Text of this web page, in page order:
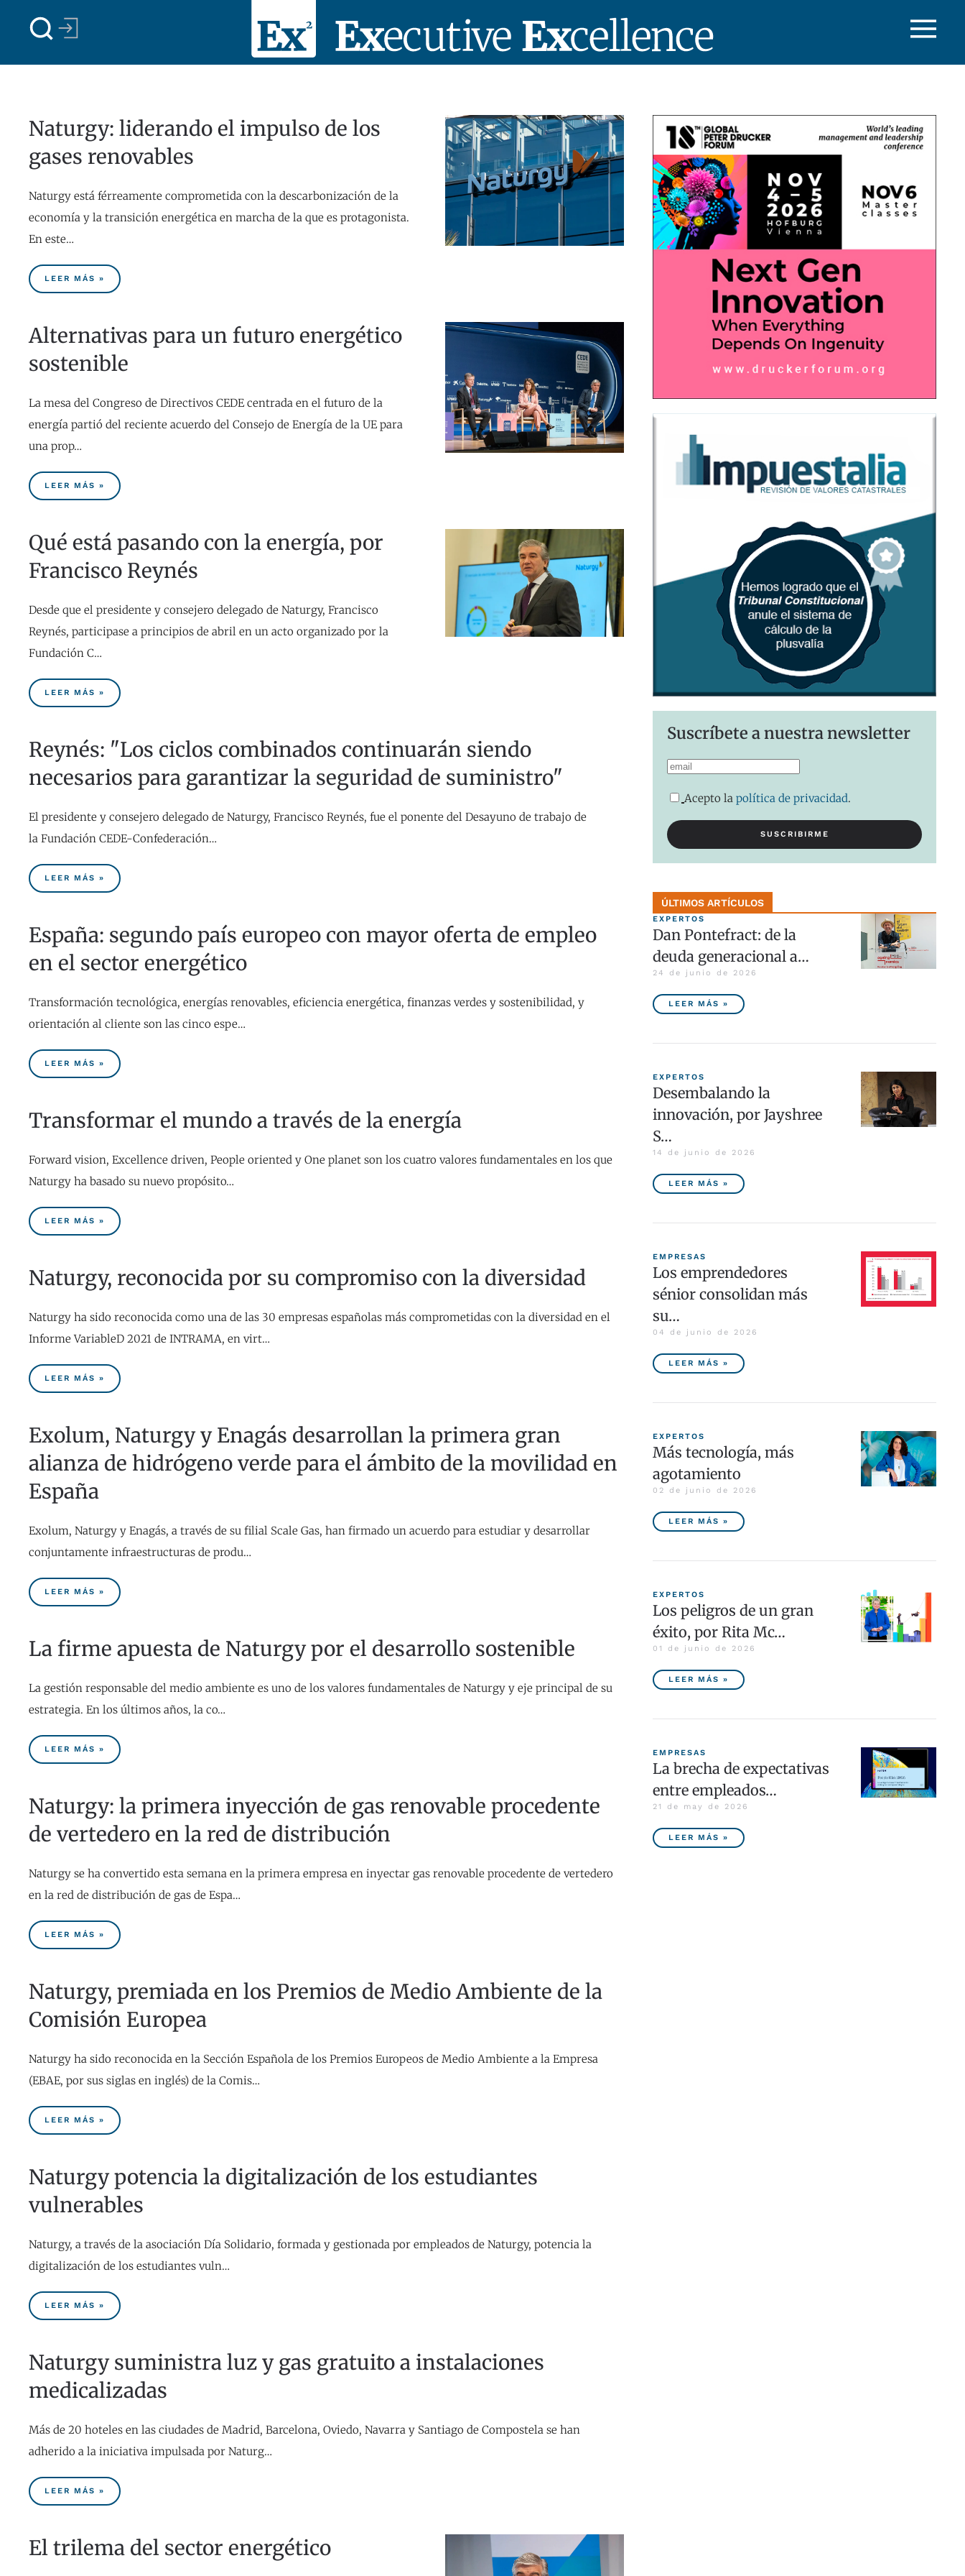
Skip to main content
Naturgy: liderando el impulso de los
gases renovables
Naturgy está férreamente comprometida con la descarbonización de la
economía y la transición energética en marcha de la que es protagonista.
En este…
LEER MÁS »
Alternativas para un futuro energético
sostenible
La mesa del Congreso de Directivos CEDE centrada en el futuro de la
energía partió del reciente acuerdo del Consejo de Energía de la UE para
una prop…
LEER MÁS »
Qué está pasando con la energía, por
Francisco Reynés
Desde que el presidente y consejero delegado de Naturgy, Francisco
Reynés, participase a principios de abril en un acto organizado por la
Fundación C…
LEER MÁS »
Reynés: "Los ciclos combinados continuarán siendo
necesarios para garantizar la seguridad de suministro"
El presidente y consejero delegado de Naturgy, Francisco Reynés, fue el ponente del Desayuno de trabajo de
la Fundación CEDE-Confederación…
LEER MÁS »
España: segundo país europeo con mayor oferta de empleo
en el sector energético
Transformación tecnológica, energías renovables, eficiencia energética, finanzas verdes y sostenibilidad, y
orientación al cliente son las cinco espe…
LEER MÁS »
Transformar el mundo a través de la energía
Forward vision, Excellence driven, People oriented y One planet son los cuatro valores fundamentales en los que
Naturgy ha basado su nuevo propósito…
LEER MÁS »
Naturgy, reconocida por su compromiso con la diversidad
Naturgy ha sido reconocida como una de las 30 empresas españolas más comprometidas con la diversidad en el
Informe VariableD 2021 de INTRAMA, en virt…
LEER MÁS »
Exolum, Naturgy y Enagás desarrollan la primera gran
alianza de hidrógeno verde para el ámbito de la movilidad en
España
Exolum, Naturgy y Enagás, a través de su filial Scale Gas, han firmado un acuerdo para estudiar y desarrollar
conjuntamente infraestructuras de produ…
LEER MÁS »
La firme apuesta de Naturgy por el desarrollo sostenible
La gestión responsable del medio ambiente es uno de los valores fundamentales de Naturgy y eje principal de su
estrategia. En los últimos años, la co…
LEER MÁS »
Naturgy: la primera inyección de gas renovable procedente
de vertedero en la red de distribución
Naturgy se ha convertido esta semana en la primera empresa en inyectar gas renovable procedente de vertedero
en la red de distribución de gas de Espa…
LEER MÁS »
Naturgy, premiada en los Premios de Medio Ambiente de la
Comisión Europea
Naturgy ha sido reconocida en la Sección Española de los Premios Europeos de Medio Ambiente a la Empresa
(EBAE, por sus siglas en inglés) de la Comis…
LEER MÁS »
Naturgy potencia la digitalización de los estudiantes
vulnerables
Naturgy, a través de la asociación Día Solidario, formada y gestionada por empleados de Naturgy, potencia la
digitalización de los estudiantes vuln…
LEER MÁS »
Naturgy suministra luz y gas gratuito a instalaciones
medicalizadas
Más de 20 hoteles en las ciudades de Madrid, Barcelona, Oviedo, Navarra y Santiago de Compostela se han
adherido a la iniciativa impulsada por Naturg…
LEER MÁS »
El trilema del sector energético
Suscríbete a nuestra newsletter
Acepto lapolítica de privacidad.
ÚLTIMOS ARTÍCULOS
EXPERTOS
Dan Pontefract: de la
deuda generacional a…
24 de junio de 2026
LEER MÁS »
EXPERTOS
Desembalando la
innovación, por Jayshree
S…
14 de junio de 2026
LEER MÁS »
EMPRESAS
Los emprendedores
sénior consolidan más
su…
04 de junio de 2026
LEER MÁS »
EXPERTOS
Más tecnología, más
agotamiento
02 de junio de 2026
LEER MÁS »
EXPERTOS
Los peligros de un gran
éxito, por Rita Mc…
01 de junio de 2026
LEER MÁS »
EMPRESAS
La brecha de expectativas
entre empleados…
21 de may de 2026
LEER MÁS »